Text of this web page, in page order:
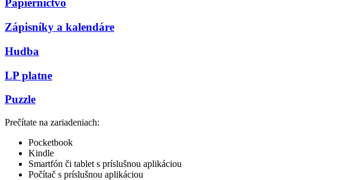
Papiernictvo
Zápisníky a kalendáre
Hudba
LP platne
Puzzle
Prečítate na zariadeniach:
Pocketbook
Kindle
Smartfón či tablet s príslušnou aplikáciou
Počítač s príslušnou aplikáciou